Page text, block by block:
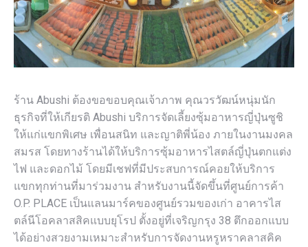
ร้าน Abushi ต้องขอขอบคุณเจ้าภาพ คุณวรวัฒน์หนุ่มนัก
ธุรกิจที่ให้เกียรติ Abushi บริการจัดเลี้ยงซุ้มอาหารญี่ปุ่นซูชิ
ให้แก่แขกพิเศษ เพื่อนสนิท และญาติพี่น้อง ภายในงานมงคล
สมรส โดยทางร้านได้ให้บริการซุ้มอาหารไสตล์ญี่ปุ่นตกแต่ง
ไฟ และดอกไม้ โดยมีเชฟที่มีประสบการณ์คอยให้บริการ
แขกทุกท่านที่มาร่วมงาน สำหรับงานนี้จัดขึ้นที่ศูนย์การค้า
O.P. PLACE เป็นแลนมาร์คของศูนย์รวมของเก่า อาคารไส
ตล์นีโอคลาสสิคแบบยุโรป ตั้งอยู่ที่เจริญกรุง 38 ตึกออกแบบ
ได้อย่างสวยงามเหมาะสำหรับการจัดงานหรูหราคลาสคิค